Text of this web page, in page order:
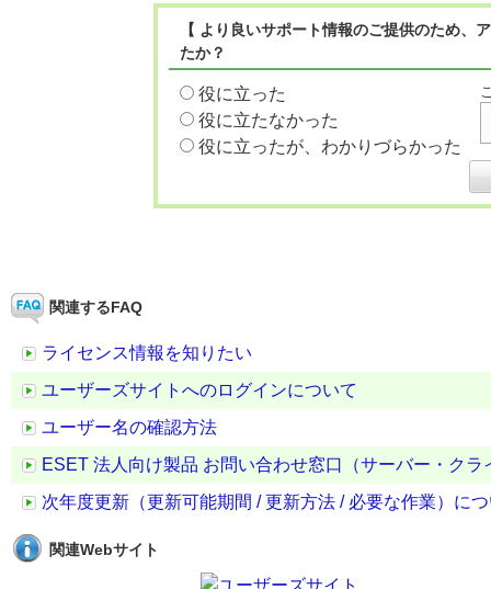
【 より良いサポート情報のご提供のため
たか？
役に立った
役に立たなかった
役に立ったが、わかりづらかった
関連するFAQ
ライセンス情報を知りたい
ユーザーズサイトへのログインについて
ユーザー名の確認方法
ESET 法人向け製品 お問い合わせ窓口（サーバー・クラ
次年度更新（更新可能期間 / 更新方法 / 必要な作業）に
関連Webサイト